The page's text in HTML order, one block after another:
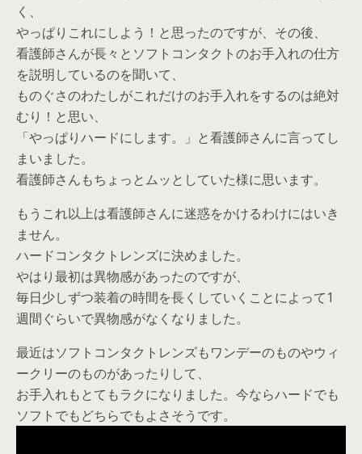
く、
やっぱりこれにしよう！と思ったのですが、その後、
看護師さんが長々とソフトコンタクトのお手入れの仕方
を説明しているのを聞いて、
ものぐさのわたしがこれだけのお手入れをするのは絶対
むり！と思い、
「やっぱりハードにします。」と看護師さんに言ってし
まいました。
看護師さんもちょっとムッとしていた様に思います。
もうこれ以上は看護師さんに迷惑をかけるわけにはいき
ません。
ハードコンタクトレンズに決めました。
やはり最初は異物感があったのですが、
毎日少しずつ装着の時間を長くしていくことによって1
週間ぐらいで異物感がなくなりました。
最近はソフトコンタクトレンズもワンデーのものやウィ
ークリーのものがあったりして、
お手入れもとてもラクになりました。今ならハードでも
ソフトでもどちらでもよさそうです。